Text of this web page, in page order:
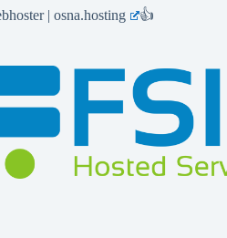
| osna.hosting 👍